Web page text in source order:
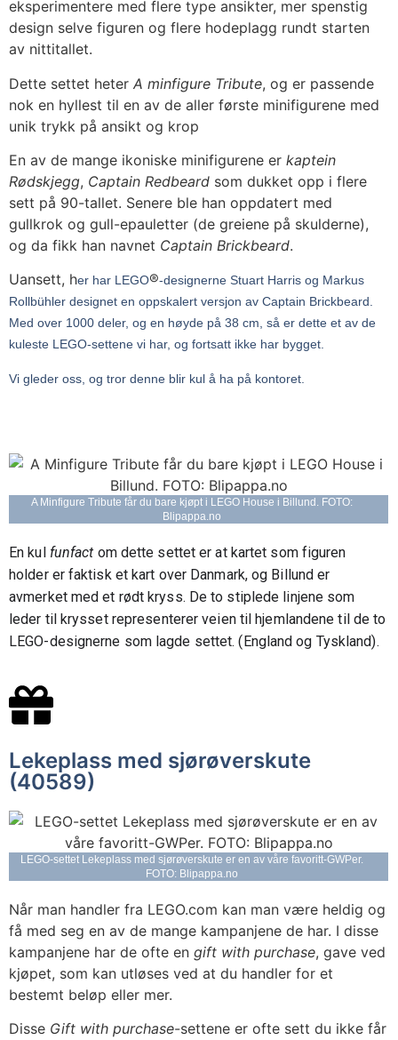
eksperimentere med flere type ansikter, mer spenstig
design selve figuren og flere hodeplagg rundt starten
av nittitallet.
Dette settet heter A minfigure Tribute, og er passende
nok en hyllest til en av de aller første minifigurene med
unik trykk på ansikt og krop
En av de mange ikoniske minifigurene er kaptein
Rødskjegg, Captain Redbeard som dukket opp i flere
sett på 90-tallet. Senere ble han oppdatert med
gullkrok og gull-epauletter (de greiene på skulderne),
og da fikk han navnet Captain Brickbeard.
Uansett, her har LEGO®-designerne Stuart Harris og Markus
Rollbühler designet en oppskalert versjon av Captain Brickbeard.
Med over 1000 deler, og en høyde på 38 cm, så er dette et av de
kuleste LEGO-settene vi har, og fortsatt ikke har bygget.
Vi gleder oss, og tror denne blir kul å ha på kontoret.
A Minfigure Tribute får du bare kjøpt i LEGO House i Billund. FOTO:
Blipappa.no
En kul funfact om dette settet er at kartet som figuren
holder er faktisk et kart over Danmark, og Billund er
avmerket med et rødt kryss. De to stiplede linjene som
leder til krysset representerer veien til hjemlandene til de to
LEGO-designerne som lagde settet. (England og Tyskland).
Lekeplass med sjørøverskute
(40589)
LEGO-settet Lekeplass med sjørøverskute er en av våre favoritt-GWPer.
FOTO: Blipappa.no
Når man handler fra LEGO.com kan man være heldig og
få med seg en av de mange kampanjene de har. I disse
kampanjene har de ofte en gift with purchase, gave ved
kjøpet, som kan utløses ved at du handler for et
bestemt beløp eller mer.
Disse Gift with purchase-settene er ofte sett du ikke får